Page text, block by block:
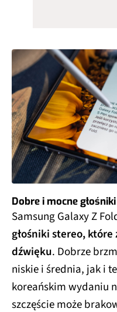
Dobre i mocne
Samsung Galaxy Z
głośniki stereo,
dźwięku. Dobrze
niskie i średnia, jak i
koreańskim wydaniu
szczęście może